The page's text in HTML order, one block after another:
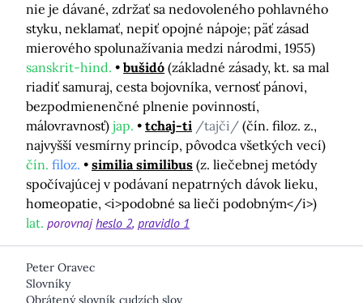
nie je dávané, zdržať sa nedovoleného pohlavného
styku, neklamať, nepiť opojné nápoje; päť zásad
mierového spolunažívania medzi národmi, 1955)
sanskrit-hind.
bušidó (základné zásady, kt. sa mal
riadiť samuraj, cesta bojovníka, vernosť pánovi,
bezpodmienenčné plnenie povinností,
málovravnosť) jap. tchaj-ti /tajči/ (čín. filoz. z.,
najvyšší vesmírny princíp, pôvodca všetkých vecí)
čín. filoz. similia similibus (z. liečebnej metódy
spočívajúcej v podávaní nepatrných dávok lieku,
homeopatie, <i>podobné sa lieči podobným</i>)
lat. porovnajheslo 2 pravidlo 1
Peter Oravec
Slovníky
Obrátený slovník cudzích slov